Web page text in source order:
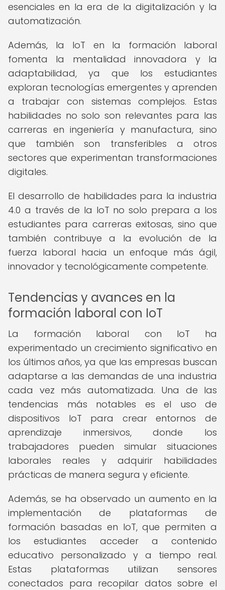
esenciales en la era de la digitalización y la
automatización.
Además, la IoT en la formación laboral
fomenta la mentalidad innovadora y la
adaptabilidad, ya que los estudiantes
exploran tecnologías emergentes y aprenden
a trabajar con sistemas complejos. Estas
habilidades no solo son relevantes para las
carreras en ingeniería y manufactura, sino
que también son transferibles a otros
sectores que experimentan transformaciones
digitales.
El desarrollo de habilidades para la industria
4.0 a través de la IoT no solo prepara a los
estudiantes para carreras exitosas, sino que
también contribuye a la evolución de la
fuerza laboral hacia un enfoque más ágil,
innovador y tecnológicamente competente.
Tendencias y avances en la
formación laboral con IoT
La formación laboral con IoT ha
experimentado un crecimiento significativo en
los últimos años, ya que las empresas buscan
adaptarse a las demandas de una industria
cada vez más automatizada. Una de las
tendencias más notables es el uso de
dispositivos IoT para crear entornos de
aprendizaje inmersivos, donde los
trabajadores pueden simular situaciones
laborales reales y adquirir habilidades
prácticas de manera segura y eficiente.
Además, se ha observado un aumento en la
implementación de plataformas de
formación basadas en IoT, que permiten a
los estudiantes acceder a contenido
educativo personalizado y a tiempo real.
Estas plataformas utilizan sensores
conectados para recopilar datos sobre el